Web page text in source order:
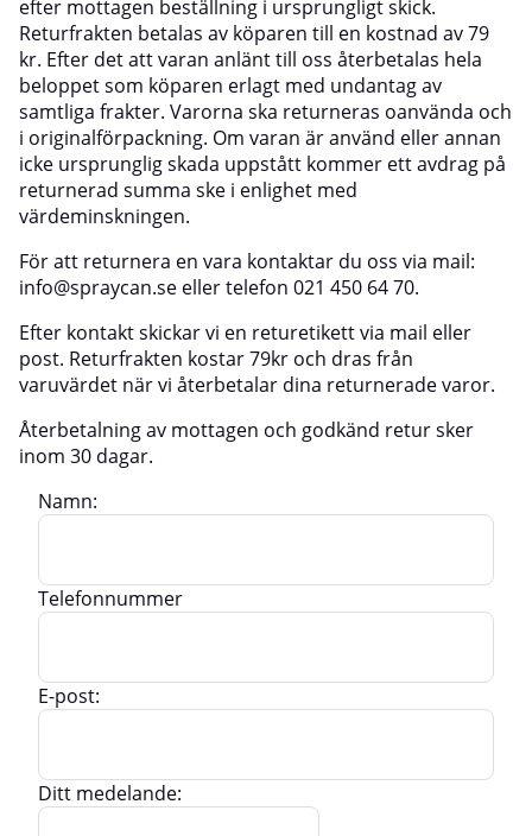
efter mottagen beställning i ursprungligt skick.
Returfrakten betalas av köparen till en kostnad av 79
kr. Efter det att varan anlänt till oss återbetalas hela
beloppet som köparen erlagt med undantag av
samtliga frakter. Varorna ska returneras oanvända och
i originalförpackning. Om varan är använd eller annan
icke ursprunglig skada uppstått kommer ett avdrag på
returnerad summa ske i enlighet med
värdeminskningen.
För att returnera en vara kontaktar du oss via mail:
info@spraycan.se eller telefon 021 450 64 70.
Efter kontakt skickar vi en returetikett via mail eller
post. Returfrakten kostar 79kr och dras från
varuvärdet när vi återbetalar dina returnerade varor.
Återbetalning av mottagen och godkänd retur sker
inom 30 dagar.
Namn:
Telefonnummer
E-post:
Ditt medelande: